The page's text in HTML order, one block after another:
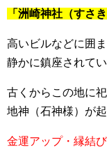
「洲崎神社（すさ
高いビルなどに囲
静かに鎮座されてい
古くからこの地に
地神（石神様）が
金運アップ・縁結